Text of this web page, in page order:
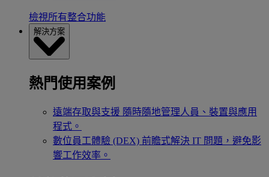
檢視所有整合功能
解決方案
熱門使用案例
遠端存取與支援 隨時隨地管理人員、裝置與應用
程式。
數位員工體驗 (DEX) 前瞻式解決 IT 問題，避免影
響工作效率。